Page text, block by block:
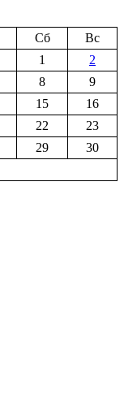
Сб
Вс
1
2
8
9
15
16
22
23
29
30